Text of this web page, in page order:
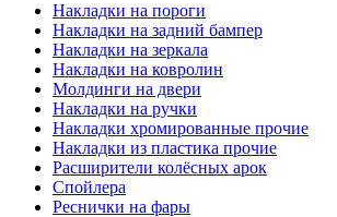
Накладки на пороги
Накладки на задний бампер
Накладки на зеркала
Накладки на ковролин
Молдинги на двери
Накладки на ручки
Накладки хромированные прочие
Накладки из пластика прочие
Расширители колёсных арок
Спойлера
Реснички на фары